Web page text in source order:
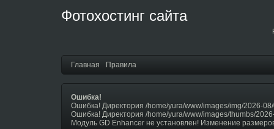
Фотохостинг сайта
Главная Правила
Ошибка!
Ошибка! Директория /home/yura/www/images/img/2026-
Ошибка! Директория /home/yura/www/images/thumbs/
Модуль GD Enhancer не установлен! Изменение